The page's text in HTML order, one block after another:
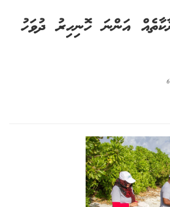
އަންނަ ހޮނިހިރު ދުވަހު